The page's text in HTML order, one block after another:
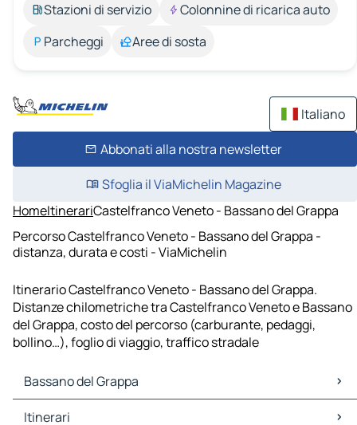
Stazioni di servizio
Colonnine di ricarica auto
Parcheggi
Aree di sosta
Italiano
Abbonati alla nostra newsletter
Sfoglia il ViaMichelin Magazine
HomeItinerariCastelfranco Veneto - Bassano del Grappa
Percorso Castelfranco Veneto - Bassano del Grappa -
distanza, durata e costi - ViaMichelin
Itinerario Castelfranco Veneto - Bassano del Grappa.
Distanze chilometriche tra Castelfranco Veneto e Bassano
del Grappa, costo del percorso (carburante, pedaggi,
bollino…), foglio di viaggio, traffico stradale
Bassano del Grappa
Bassano del Grappa Mappe Piantine
Itinerari